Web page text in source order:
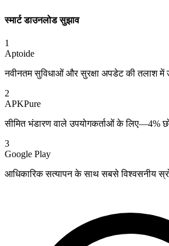
स्मार्ट डाउनलोड सुझाव
1
Aptoide
नवीनतम सुविधाओं और सुरक्षा अपडेट की तलाश में
2
APKPure
सीमित भंडारण वाले उपयोगकर्ताओं के लिए—4%
3
Google Play
आधिकारिक सत्यापन के साथ सबसे विश्वसनीय